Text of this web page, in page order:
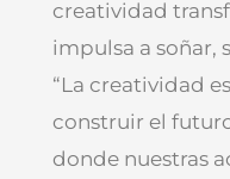
creatividad
impulsa a soñar,
“La creatividad
construir el
donde nuestras